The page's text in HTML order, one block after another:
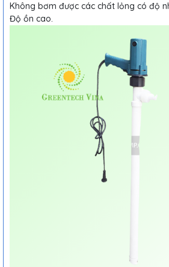
Không bơm được các chất lỏng có độ
Độ ồn cao.